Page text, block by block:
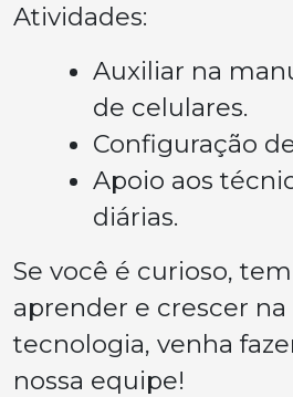
Atividades:
Auxiliar na
de celulares.
Configuração
Apoio aos
diárias.
Se você é curioso,
aprender e crescer na
tecnologia, venha
nossa equipe!